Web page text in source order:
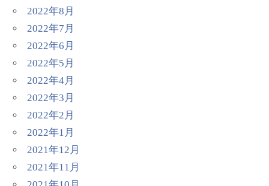
2022年8月
2022年7月
2022年6月
2022年5月
2022年4月
2022年3月
2022年2月
2022年1月
2021年12月
2021年11月